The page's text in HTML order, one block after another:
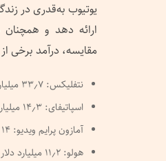
یوتیوب به‌قدری در
ارائه دهد و
مقایسه، درآمد برخی از رقبای
نتفلیکس: ۳۳٫۷ میلیارد دلار
اسپاتیفای: ۱۴٫۳ میلیارد دلار
آمازون پرایم ویدیو: ۱۴ میلیارد دلار
هولو: ۱۱٫۲ میلیارد دلار